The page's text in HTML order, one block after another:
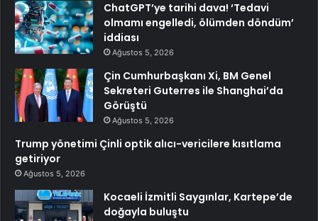
ChatGPT’ye tarihi dava! ‘Tedavi
olmamı engelledi, ölümden döndüm’
iddiası
Ağustos 5, 2026
Çin Cumhurbaşkanı Xi, BM Genel
Sekreteri Guterres ile Shanghai’da
Görüştü
Ağustos 5, 2026
Trump yönetimi Çinli optik alıcı-vericilere kısıtlama
getiriyor
Ağustos 5, 2026
Kocaeli İzmitli Saygınlar, Kartepe’de
doğayla buluştu